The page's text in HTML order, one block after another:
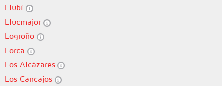
Llubí
Llucmajor
Logroño
Lorca
Los Alcázares
Los Cancajos